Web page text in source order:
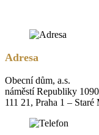
Adresa
Obecní dům, a.s.
náměstí Republiky
111 21, Praha 1 – Staré